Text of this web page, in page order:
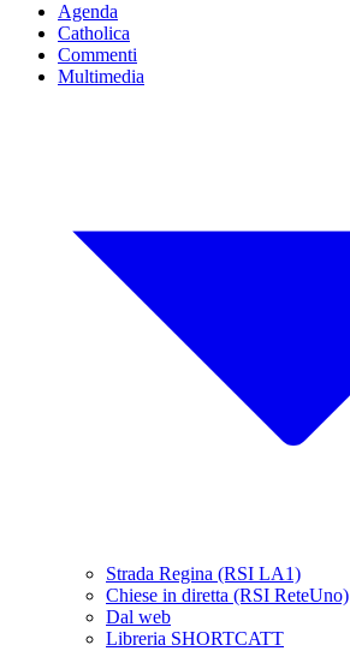
Agenda
Catholica
Commenti
Multimedia
Strada Regina (RSI LA1)
Chiese in diretta (RSI ReteUno)
Dal web
Libreria SHORTCATT